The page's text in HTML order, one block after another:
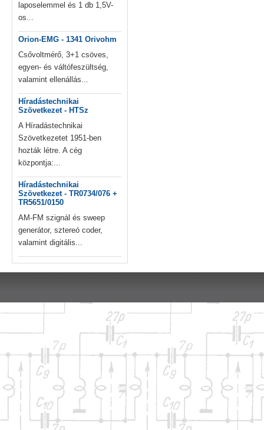
laposelemmel és 1 db 1,5V-
os...
Orion-EMG - 1341 Orivohm
Csővoltmérő, 3+1 csöves,
egyen- és váltófeszültség,
valamint ellenállás...
Híradástechnikai
Szövetkezet - HTSz
A Híradástechnikai
Szövetkezetet 1951-ben
hozták létre. A cég
központja:...
Híradástechnikai
Szövetkezet - TR0734/076 +
TR5651/0150
AM-FM szignál és sweep
generátor, sztereó coder,
valamint digitális...